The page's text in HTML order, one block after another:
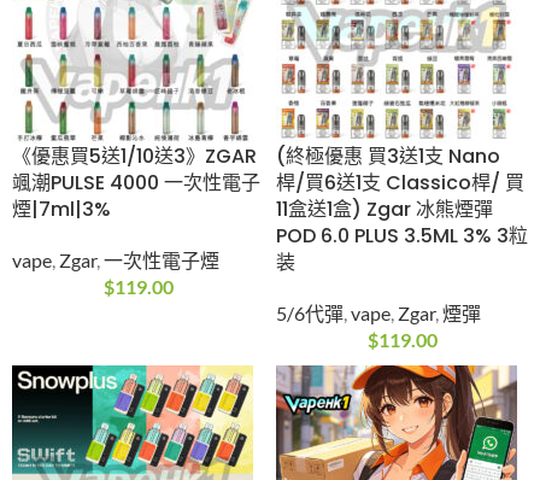
多口味可選
Relx, vape, 一次性電子
煙
$315.00
棒 一次性電子煙 (800
口)3-5%
Gippro , vape , 一次性電
子煙
$78.00